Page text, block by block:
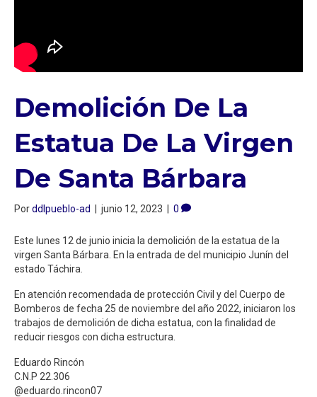
Demolición De La
Estatua De La Virgen
De Santa Bárbara
Porddlpueblo-ad junio 12, 2023 0
Este lunes 12 de junio inicia la demolición de la estatua de la
virgen Santa Bárbara. En la entrada de del municipio Junín del
estado Táchira.
En atención recomendada de protección Civil y del Cuerpo de
Bomberos de fecha 25 de noviembre del año 2022, iniciaron los
trabajos de demolición de dicha estatua, con la finalidad de
reducir riesgos con dicha estructura.
Eduardo Rincón
C.N.P 22.306
@eduardo.rincon07